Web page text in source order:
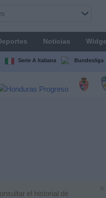
Noticias
Serie A Italiana Bundesliga
el historial de